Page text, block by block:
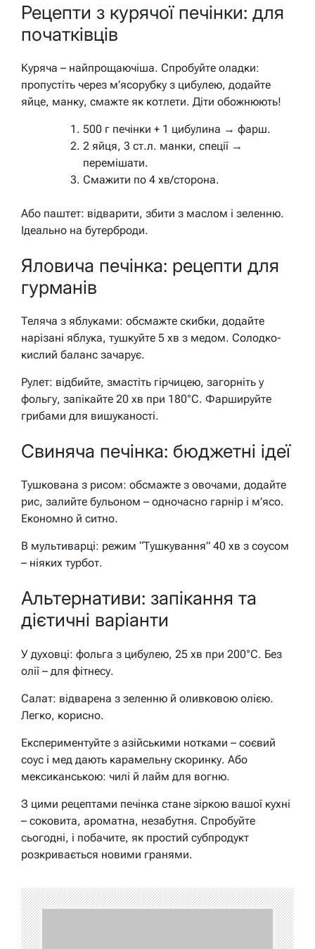
Рецепти з курячої печінки: для
початківців
Куряча – найпрощаючіша. Спробуйте оладки:
пропустіть через м’ясорубку з цибулею, додайте
яйце, манку, смажте як котлети. Діти обожнюють!
500 г печінки + 1 цибулина → фарш.
2 яйця, 3 ст.л. манки, спеції →
перемішати.
Смажити по 4 хв/сторона.
Або паштет: відварити, збити з маслом і зеленню.
Ідеально на бутерброди.
Яловича печінка: рецепти для
гурманів
Теляча з яблуками: обсмажте скибки, додайте
нарізані яблука, тушкуйте 5 хв з медом. Солодко-
кислий баланс зачарує.
Рулет: відбийте, змастіть гірчицею, загорніть у
фольгу, запікайте 20 хв при 180°C. Фаршируйте
грибами для вишуканості.
Свиняча печінка: бюджетні ідеї
Тушкована з рисом: обсмажте з овочами, додайте
рис, залийте бульоном – одночасно гарнір і м’ясо.
Економно й ситно.
В мультиварці: режим “Тушкування” 40 хв з соусом
– ніяких турбот.
Альтернативи: запікання та
дієтичні варіанти
У духовці: фольга з цибулею, 25 хв при 200°C. Без
олії – для фітнесу.
Салат: відварена з зеленню й оливковою олією.
Легко, корисно.
Експериментуйте з азійськими нотками – соєвий
соус і мед дають карамельну скоринку. Або
мексиканською: чилі й лайм для вогню.
З цими рецептами печінка стане зіркою вашої кухні
– соковита, ароматна, незабутня. Спробуйте
сьогодні, і побачите, як простий субпродукт
розкривається новими гранями.